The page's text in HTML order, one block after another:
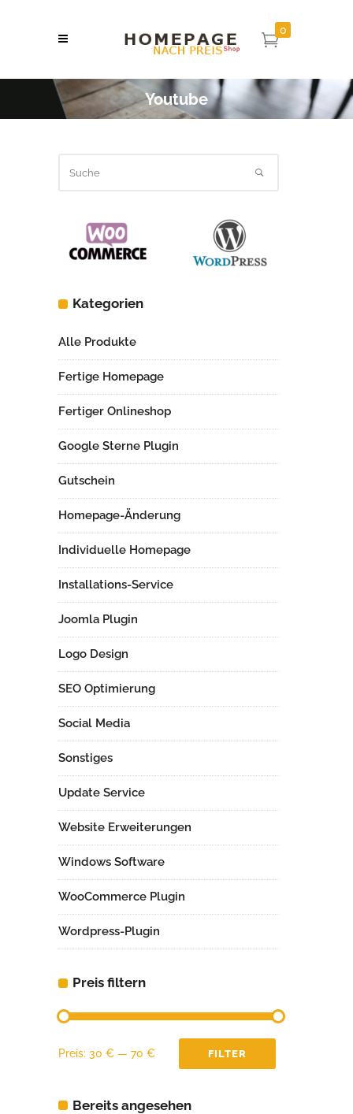
0
Youtube
Kategorien
Alle Produkte
Fertige Homepage
Fertiger Onlineshop
Google Sterne Plugin
Gutschein
Homepage-Änderung
Individuelle Homepage
Installations-Service
Joomla Plugin
Logo Design
SEO Optimierung
Social Media
Sonstiges
Update Service
Website Erweiterungen
Windows Software
WooCommerce Plugin
Wordpress-Plugin
Preis filtern
Min.
Max.
FILTER
Preis: 30 € — 70 €
Bereits angesehen